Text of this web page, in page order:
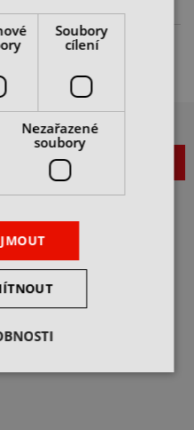
OBRAZE?
PODMÍNKY
JAK NAKUPOVAT
REKLAMAČNÍ ŘÁD
ÚDAJŮ
Soubory
cílení
Nezařazené
soubory